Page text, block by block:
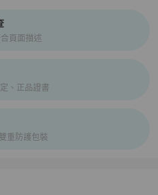
購檢驗流程介紹
頁面描述
、正品證書
重防護包裝